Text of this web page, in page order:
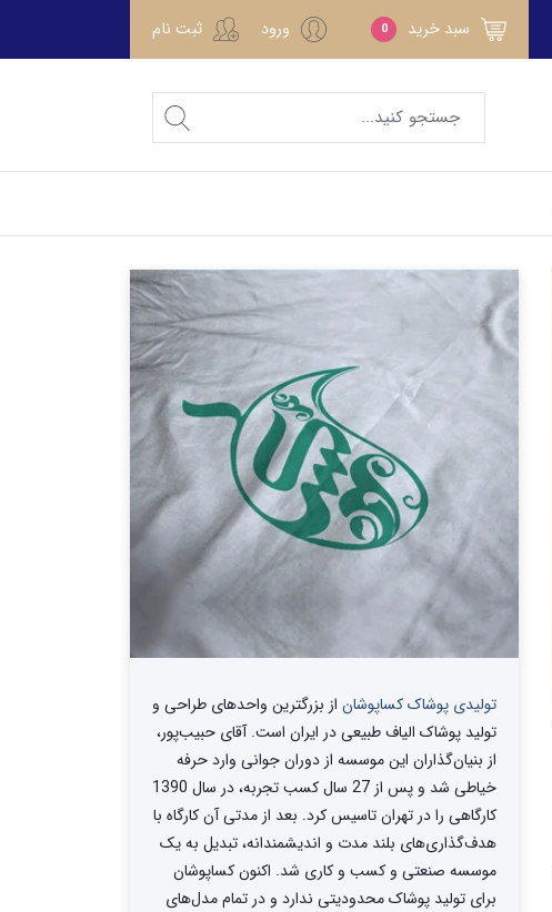
سبد خرید 0 ورود ثبت نام
تولیدی پوشاک کساپوشان از بزرگترین واحد‌های طراحی و
تولید‌ پوشاک الیاف طبیعی در ایران است. آقای حبیب‌پور،
از بنیان‌گذاران این موسسه از دوران جوانی وارد حرفه
خیاطی شد و پس از 27 سال کسب تجربه، در سال 1390
کارگاهی را در تهران تاسیس کرد. بعد از مدتی آن کارگاه با
هدف‌گذاری‌های بلند مدت و اندیشمندانه، تبدیل به یک
موسسه صنعتی و کسب و کاری شد. اکنون کساپوشان
برای تولید پوشاک محدودیتی ندارد و در تمام مدل‌های